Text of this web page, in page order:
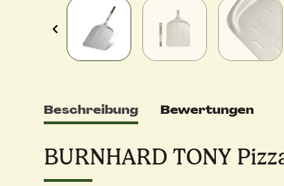
Beschreibung Bewertungen
BURNHARD TONY